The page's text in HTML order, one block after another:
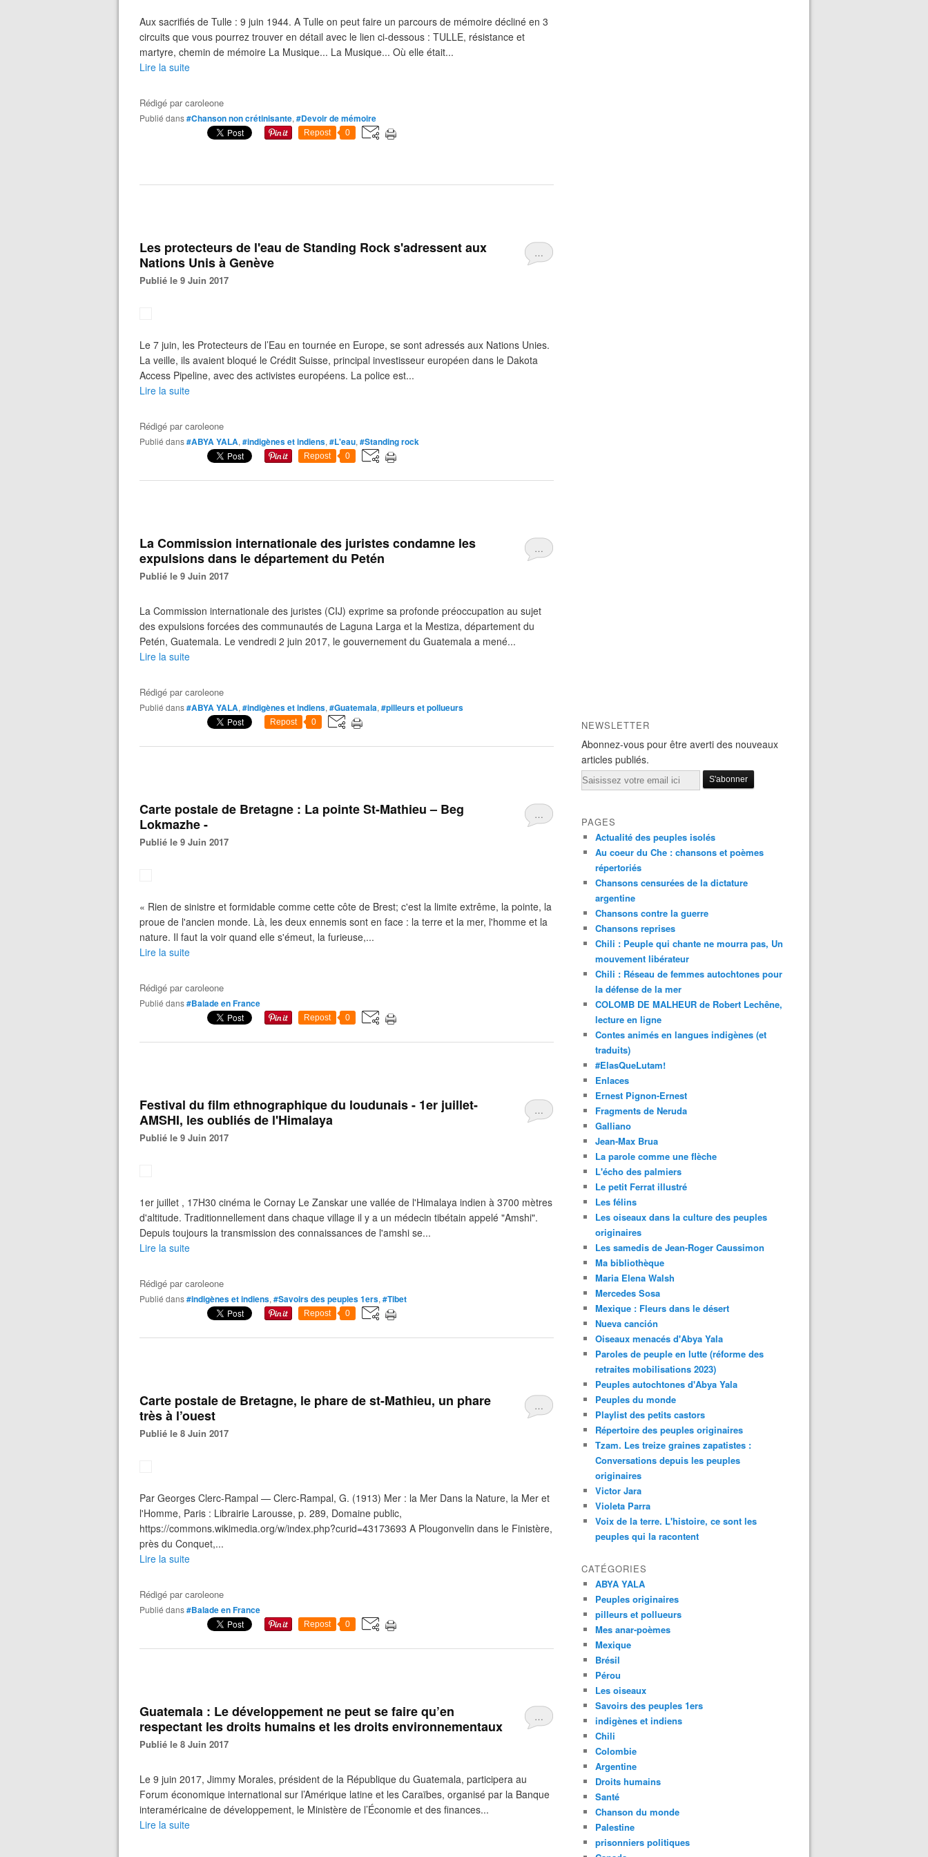
Aux sacrifiés de Tulle : 9 juin 1944. A Tulle on peut faire un parcours de mémoire décliné en 3
circuits que vous pourrez trouver en détail avec le lien ci-dessous : TULLE, résistance et
martyre, chemin de mémoire La Musique... La Musique... Où elle était...
Lire la suite
Rédigé parcaroleone
Publié dans#Chanson non crétinisante, #Devoir de mémoire
Repost 0
…
Les protecteurs de l'eau de Standing Rock s'adressent aux
Nations Unis à Genève
Publié le 9 Juin 2017
Le 7 juin, les Protecteurs de l’Eau en tournée en Europe, se sont adressés aux Nations Unies.
La veille, ils avaient bloqué le Crédit Suisse, principal investisseur européen dans le Dakota
Access Pipeline, avec des activistes européens. La police est...
Lire la suite
Rédigé parcaroleone
Publié dans#ABYA YALA, #indigènes et indiens, #L'eau, #Standing rock
Repost 0
…
La Commission internationale des juristes condamne les
expulsions dans le département du Petén
Publié le 9 Juin 2017
La Commission internationale des juristes (CIJ) exprime sa profonde préoccupation au sujet
des expulsions forcées des communautés de Laguna Larga et la Mestiza, département du
Petén, Guatemala. Le vendredi 2 juin 2017, le gouvernement du Guatemala a mené...
Lire la suite
Rédigé parcaroleone
Publié dans#ABYA YALA, #indigènes et indiens, #Guatemala, #pilleurs et pollueurs
Repost 0
…
Carte postale de Bretagne : La pointe St-Mathieu – Beg
Lokmazhe -
Publié le 9 Juin 2017
« Rien de sinistre et formidable comme cette côte de Brest; c'est la limite extrême, la pointe, la
proue de l'ancien monde. Là, les deux ennemis sont en face : la terre et la mer, l'homme et la
nature. Il faut la voir quand elle s'émeut, la furieuse,...
Lire la suite
Rédigé parcaroleone
Publié dans#Balade en France
Repost 0
…
Festival du film ethnographique du loudunais - 1er juillet-
AMSHI, les oubliés de l'Himalaya
Publié le 9 Juin 2017
1er juillet , 17H30 cinéma le Cornay Le Zanskar une vallée de l'Himalaya indien à 3700 mètres
d'altitude. Traditionnellement dans chaque village il y a un médecin tibétain appelé "Amshi".
Depuis toujours la transmission des connaissances de l'amshi se...
Lire la suite
Rédigé parcaroleone
Publié dans#indigènes et indiens, #Savoirs des peuples 1ers, #Tibet
Repost 0
…
Carte postale de Bretagne, le phare de st-Mathieu, un phare
très à l’ouest
Publié le 8 Juin 2017
Par Georges Clerc-Rampal — Clerc-Rampal, G. (1913) Mer : la Mer Dans la Nature, la Mer et
l'Homme, Paris : Librairie Larousse, p. 289, Domaine public,
https://commons.wikimedia.org/w/index.php?curid=43173693 A Plougonvelin dans le Finistère,
près du Conquet,...
Lire la suite
Rédigé parcaroleone
Publié dans#Balade en France
Repost 0
…
Guatemala : Le développement ne peut se faire qu’en
respectant les droits humains et les droits environnementaux
Publié le 8 Juin 2017
Le 9 juin 2017, Jimmy Morales, président de la République du Guatemala, participera au
Forum économique international sur l’Amérique latine et les Caraïbes, organisé par la Banque
interaméricaine de développement, le Ministère de l’Économie et des finances...
Lire la suite
NEWSLETTER
Abonnez-vous pour être averti des nouveaux
articles publiés.
Email
PAGES
Actualité des peuples isolés
Au coeur du Che : chansons et poèmes
répertoriés
Chansons censurées de la dictature
argentine
Chansons contre la guerre
Chansons reprises
Chili : Peuple qui chante ne mourra pas, Un
mouvement libérateur
Chili : Réseau de femmes autochtones pour
la défense de la mer
COLOMB DE MALHEUR de Robert Lechêne,
lecture en ligne
Contes animés en langues indigènes (et
traduits)
#ElasQueLutam!
Enlaces
Ernest Pignon-Ernest
Fragments de Neruda
Galliano
Jean-Max Brua
La parole comme une flèche
L'écho des palmiers
Le petit Ferrat illustré
Les félins
Les oiseaux dans la culture des peuples
originaires
Les samedis de Jean-Roger Caussimon
Ma bibliothèque
Maria Elena Walsh
Mercedes Sosa
Mexique : Fleurs dans le désert
Nueva canción
Oiseaux menacés d'Abya Yala
Paroles de peuple en lutte (réforme des
retraites mobilisations 2023)
Peuples autochtones d'Abya Yala
Peuples du monde
Playlist des petits castors
Répertoire des peuples originaires
Tzam. Les treize graines zapatistes :
Conversations depuis les peuples
originaires
Victor Jara
Violeta Parra
Voix de la terre. L'histoire, ce sont les
peuples qui la racontent
CATÉGORIES
ABYA YALA
Peuples originaires
pilleurs et pollueurs
Mes anar-poèmes
Mexique
Brésil
Pérou
Les oiseaux
Savoirs des peuples 1ers
indigènes et indiens
Chili
Colombie
Argentine
Droits humains
Santé
Chanson du monde
Palestine
prisonniers politiques